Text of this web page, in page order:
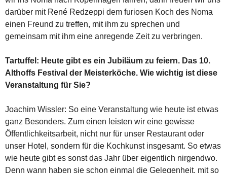
darüber mit René Redzeppi dem furiosen Koch des Noma
einen Freund zu treffen, mit ihm zu sprechen und
gemeinsam mit ihm eine anregende Zeit zu verbringen.
Tartuffel: Heute gibt es ein Jubiläum zu feiern. Das 10.
Althoffs Festival der Meisterköche. Wie wichtig ist diese
Veranstaltung für Sie?
Joachim Wissler: So eine Veranstaltung wie heute ist etwas
ganz Besonders. Zum einen leisten wir eine gewisse
Öffentlichkeitsarbeit, nicht nur für unser Restaurant oder
unser Hotel, sondern für die Kochkunst insgesamt. So etwas
wie heute gibt es sonst das Jahr über eigentlich nirgendwo.
Denn wann haben sie schon einmal die Gelegenheit, mit so